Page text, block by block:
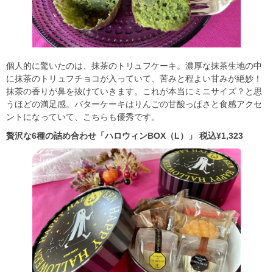
個人的に驚いたのは、抹茶のトリュフケーキ。濃厚な抹茶生地の中
に抹茶のトリュフチョコが入っていて、苦みと程よい甘みが絶妙！
抹茶の香りが鼻を抜けていきます。これが本当にミニサイズ？と思
うほどの満足感。バターケーキはりんごの甘酸っぱさと食感アクセ
ントになっていて、こちらも優秀です。
贅沢な6種の詰め合わせ「ハロウィンBOX（L）」 税込¥1,323